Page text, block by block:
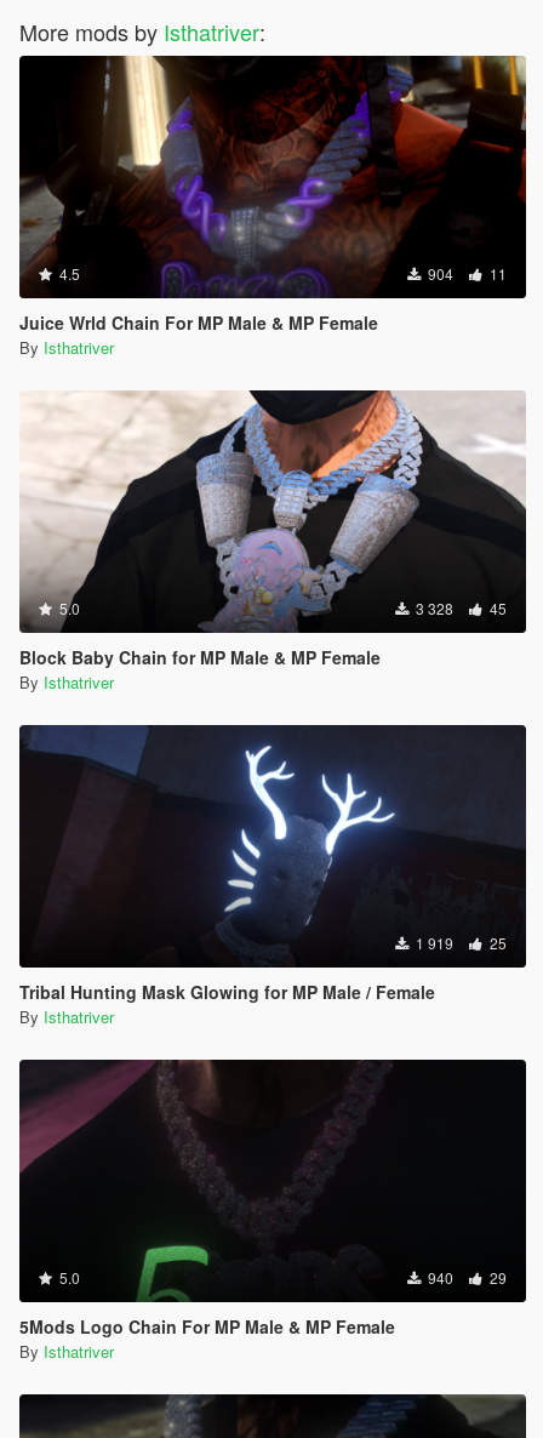
More mods by Isthatriver:
4.5 904 11
Juice Wrld Chain For MP Male & MP Female
By Isthatriver
5.0 3 328 45
Block Baby Chain for MP Male & MP Female
By Isthatriver
1 919 25
Tribal Hunting Mask Glowing for MP Male / Female
By Isthatriver
5.0 940 29
5Mods Logo Chain For MP Male & MP Female
By Isthatriver